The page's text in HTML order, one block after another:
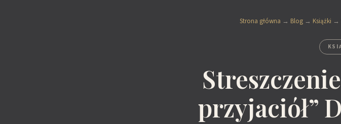
Strona główna → Blog→ Książki →
przyjaciół”